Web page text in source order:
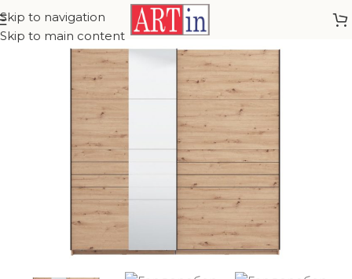
Skip to navigation
Skip to main content